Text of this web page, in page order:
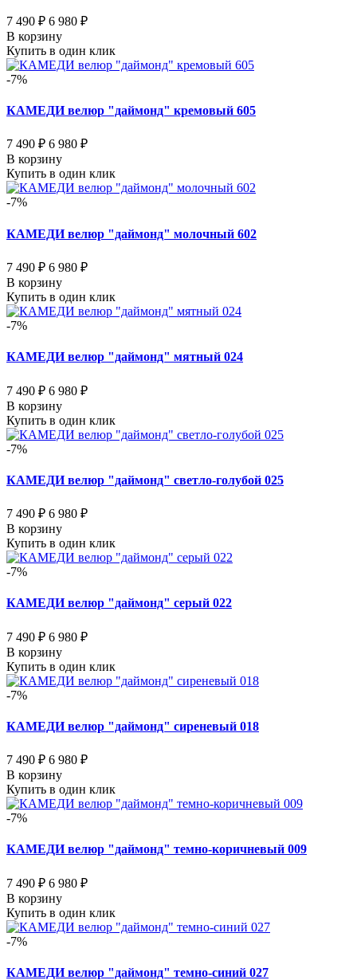
7 490 ₽ 6 980 ₽
В корзину
Купить в один клик
-7%
КАМЕДИ велюр "даймонд" кремовый 605
7 490 ₽ 6 980 ₽
В корзину
Купить в один клик
-7%
КАМЕДИ велюр "даймонд" молочный 602
7 490 ₽ 6 980 ₽
В корзину
Купить в один клик
-7%
КАМЕДИ велюр "даймонд" мятный 024
7 490 ₽ 6 980 ₽
В корзину
Купить в один клик
-7%
КАМЕДИ велюр "даймонд" светло-голубой 025
7 490 ₽ 6 980 ₽
В корзину
Купить в один клик
-7%
КАМЕДИ велюр "даймонд" серый 022
7 490 ₽ 6 980 ₽
В корзину
Купить в один клик
-7%
КАМЕДИ велюр "даймонд" сиреневый 018
7 490 ₽ 6 980 ₽
В корзину
Купить в один клик
-7%
КАМЕДИ велюр "даймонд" темно-коричневый 009
7 490 ₽ 6 980 ₽
В корзину
Купить в один клик
-7%
КАМЕДИ велюр "даймонд" темно-синий 027